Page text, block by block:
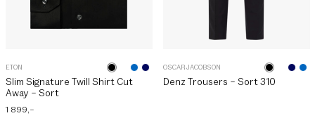
ETON
Slim Signature Twill Shirt Cut
Away – Sort
1 899 ,–
OSCAR JACOBSON
Denz Trousers – Sort 310